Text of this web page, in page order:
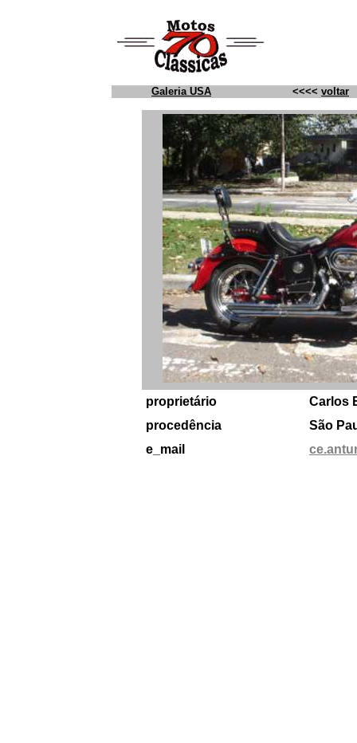
Galeria USA <<<< voltar
proprietário
Carlos
procedência
São
e_mail